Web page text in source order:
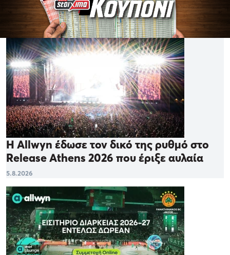
Η Allwyn έδωσε τον δικό της ρυθμό στο
Release Athens 2026 που έριξε αυλαία
5.8.2026